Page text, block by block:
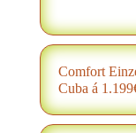
Comfort
Cuba á